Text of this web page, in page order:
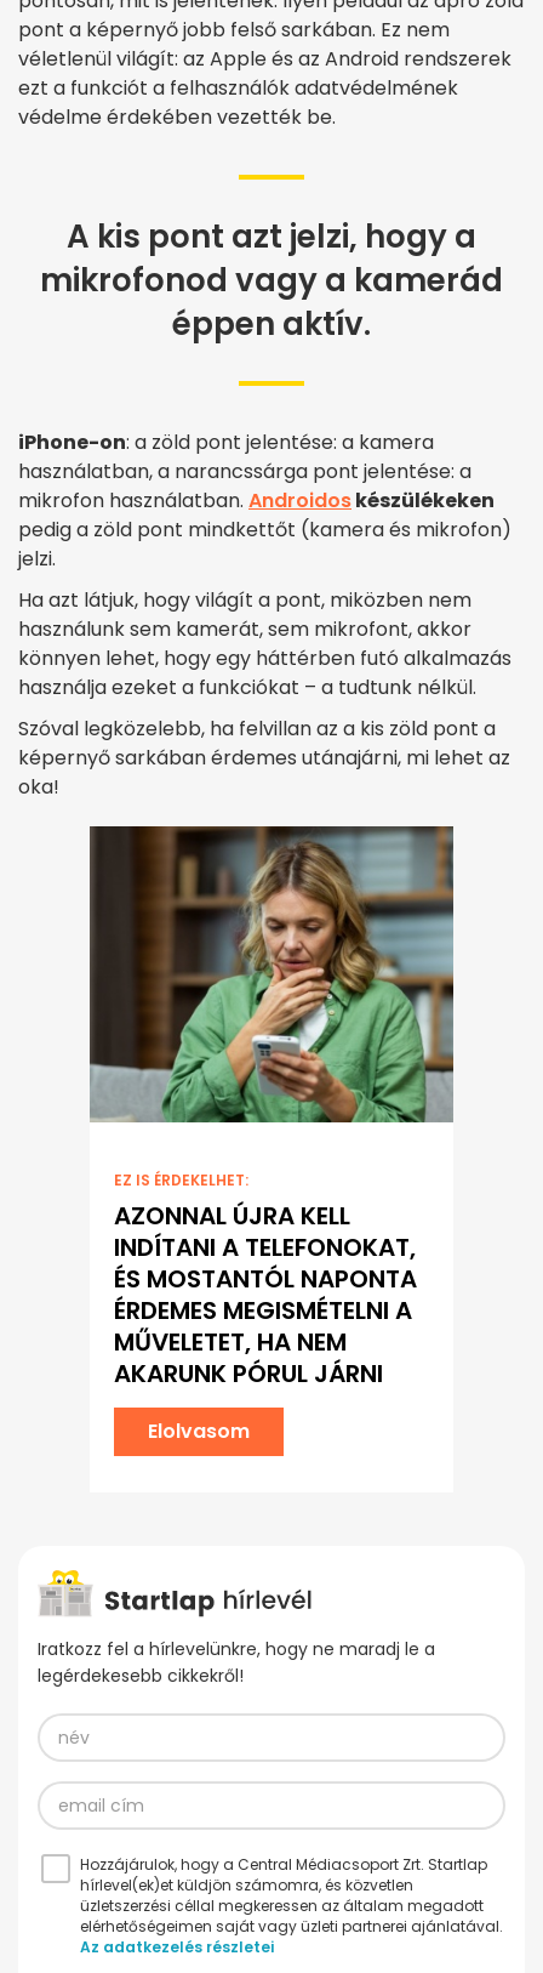
pont a képernyő jobb felső sarkában. Ez nem
véletlenül világít: az Apple és az Android rendszerek
ezt a funkciót a felhasználók adatvédelmének
védelme érdekében vezették be.
A kis pont azt jelzi, hogy a
mikrofonod vagy a kamerád
éppen aktív.
iPhone-on: a zöld pont jelentése: a kamera
használatban, a narancssárga pont jelentése: a
mikrofon használatban. Androidoskészülékeken
pedig a zöld pont mindkettőt (kamera és mikrofon)
jelzi.
Ha azt látjuk, hogy világít a pont, miközben nem
használunk sem kamerát, sem mikrofont, akkor
könnyen lehet, hogy egy háttérben futó alkalmazás
használja ezeket a funkciókat – a tudtunk nélkül.
Szóval legközelebb, ha felvillan az a kis zöld pont a
képernyő sarkában érdemes utánajárni, mi lehet az
oka!
EZ IS ÉRDEKELHET:
AZONNAL ÚJRA KELL
INDÍTANI A TELEFONOKAT,
ÉS MOSTANTÓL NAPONTA
ÉRDEMES MEGISMÉTELNI A
MŰVELETET, HA NEM
AKARUNK PÓRUL JÁRNI
Elolvasom
Iratkozz fel a hírlevelünkre, hogy ne maradj le a
legérdekesebb cikkekről!
Hozzájárulok, hogy a Central Médiacsoport Zrt. Startlap
hírlevel(ek)et küldjön számomra, és közvetlen
üzletszerzési céllal megkeressen az általam megadott
elérhetőségeimen saját vagy üzleti partnerei ajánlatával.
Az adatkezelés részletei